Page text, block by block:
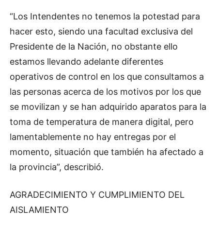
“Los Intendentes no tenemos la potestad para
hacer esto, siendo una facultad exclusiva del
Presidente de la Nación, no obstante ello
estamos llevando adelante diferentes
operativos de control en los que consultamos a
las personas acerca de los motivos por los que
se movilizan y se han adquirido aparatos para la
toma de temperatura de manera digital, pero
lamentablemente no hay entregas por el
momento, situación que también ha afectado a
la provincia”, describió.
AGRADECIMIENTO Y CUMPLIMIENTO DEL
AISLAMIENTO